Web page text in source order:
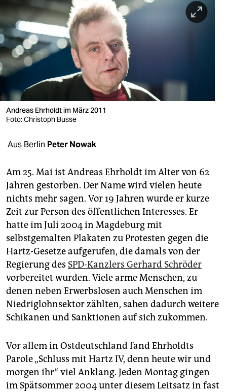
nord
wahrheit
verlag
verlag
veranstaltungen
fragen & hilfe
unterstützen
abo
genossenschaft
epaper login
Andreas Ehrholdt im März 2011
Foto: Christoph Busse
Aus Berlin Peter Nowak
Am 25. Mai ist Andreas Ehrholdt im Alter von 62
Jahren gestorben. Der Name wird vielen heute
nichts mehr sagen. Vor 19 Jahren wurde er kurze
Zeit zur Person des öffentlichen Interesses. Er
hatte im Juli 2004 in Magdeburg mit
selbstgemalten Plakaten zu Protesten gegen die
Hartz-Gesetze aufgerufen, die damals von der
Regierung des SPD-Kanzlers Gerhard Schröder
vorbereitet wurden. Viele arme Menschen, zu
denen neben Erwerbslosen auch Menschen im
Niedriglohnsektor zählten, sahen dadurch weitere
Schikanen und Sanktionen auf sich zukommen.
Vor allem in Ostdeutschland fand Ehrholdts
Parole „Schluss mit Hartz IV, denn heute wir und
morgen ihr“ viel Anklang. Jeden Montag gingen
im Spätsommer 2004 unter diesem Leitsatz in fast